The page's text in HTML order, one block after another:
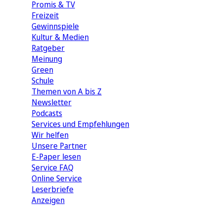
Promis & TV
Freizeit
Gewinnspiele
Kultur & Medien
Ratgeber
Meinung
Green
Schule
Themen von A bis Z
Newsletter
Podcasts
Services und Empfehlungen
Wir helfen
Unsere Partner
E-Paper lesen
Service FAQ
Online Service
Leserbriefe
Anzeigen